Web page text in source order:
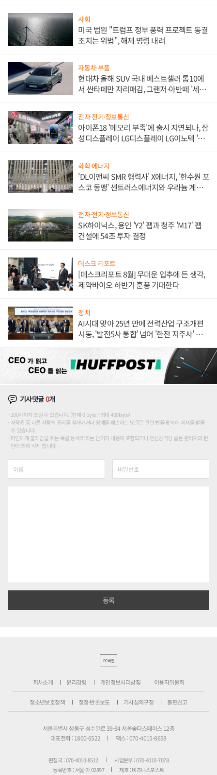
사회
미국 법원 "트럼프 정부 풍력 프로젝트 동결
조치는 위법", 해제 명령 내려
자동차·부품
현대차 올해 SUV 국내 베스트셀러 톱10에
서 싼타페만 자리매김, 그랜저·아반떼 '세단
전자·전기·정보통신
아이폰18 '메모리 부족'에 출시 지연되나, 삼
성디스플레이 LG디스플레이 LG이노텍 '탈
화학·에너지
'DL이앤씨 SMR 협력사' X에너지, '한수원 포
스코 동맹' 센트러스에너지와 우라늄 계약
전자·전기·정보통신
SK하이닉스, 용인 'Y2' 팹과 청주 'M17' 팹
건설에 54조 투자 결정
데스크 리포트
[데스크리포트 8월] 무더운 입추에 든 생각,
제약바이오 하반기 훈풍 기대한다
정치
AI시대 맞아 25년 만에 전력산업 구조개편
시동, '발전5사 통합' 넘어 '한전 지주사' 재편
기사댓글0개
200자까지 쓰실 수 있습니다. (현재 0 byte / 최대 400byte)
저작권 등 다른 사람의 권리를 침해하거나 명예를 훼손하는 댓글은 관련 법률에 의해 제재를 받을
수 있습니다.
타인에게 불쾌감을 주는 욕설 등 비하하는 단어가 내용에 포함되거나 인신공격성 글은 관리자의 판
단에 의해 삭제 합니다.
PC버전
회사소개 윤리강령 개인정보처리방침 이용자위원회
청소년보호정책 정정·반론보도 기사심의규정 불편신고
서울특별시 성동구 성수일로 39-34 서울숲더스페이스 12층
대표전화 : 1800-6522
팩스 : 070-4015-8658
편집국 : 070-4010-8512
사업본부 : 070-4010-7078
등록번호 : 서울 아 02897
제호 : 비즈니스포스트